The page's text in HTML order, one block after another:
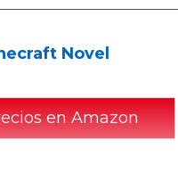
Novel
en Amazon